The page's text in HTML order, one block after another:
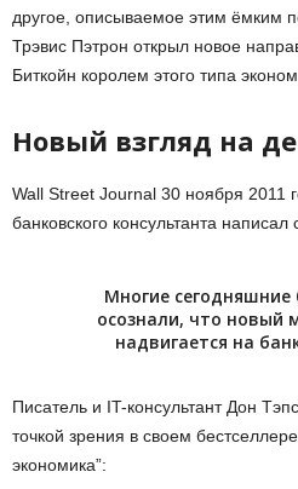
другое, описываемое этим ёмким
Трэвис Пэтрон открыл новое
Биткойн королем этого типа
Новый взгляд на
Wall Street Journal 30 ноября 2011
банковского консультанта
Многие
осознали, что новый
надвигается на
Писатель и IT-консультант Дон
точкой зрения в своем
экономика”: